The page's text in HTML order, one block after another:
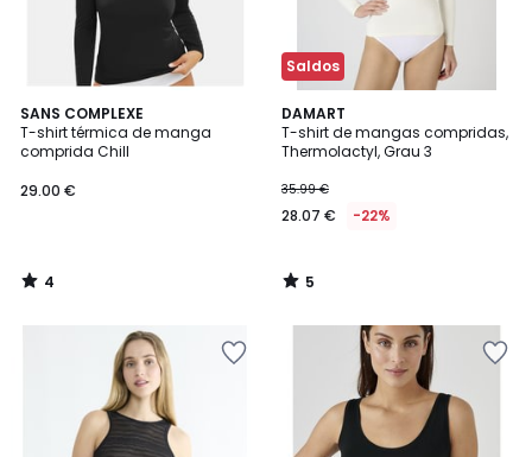
SANS COMPLEXE
T-shirt térmica de manga
comprida Chill
29.00 €
4
/
5
4
/
Saldos
DAMART
T-shirt de mangas compridas,
Thermolactyl, Grau 3
35.99 €
28.07 € -22%
5
/
5
5
/